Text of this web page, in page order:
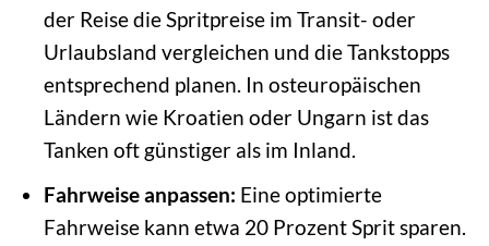
der Reise die Spritpreise im Transit- oder
Urlaubsland vergleichen und die Tankstopps
entsprechend planen. In osteuropäischen
Ländern wie Kroatien oder Ungarn ist das
Tanken oft günstiger als im Inland.
Fahrweise anpassen: Eine optimierte
Fahrweise kann etwa 20 Prozent Sprit sparen.